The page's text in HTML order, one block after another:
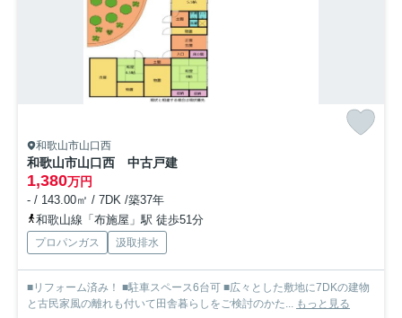
和歌山市山口西
和歌山市山口西 中古戸建
1,380万円
- / 143.00㎡ / 7DK /築37年
和歌山線「布施屋」駅 徒歩51分
プロパンガス 汲取排水
■リフォーム済み！ ■駐車スペース6台可 ■広々とした敷地に7DKの建物
と古民家風の離れも付いて田舎暮らしをご検討のかた... もっと見る